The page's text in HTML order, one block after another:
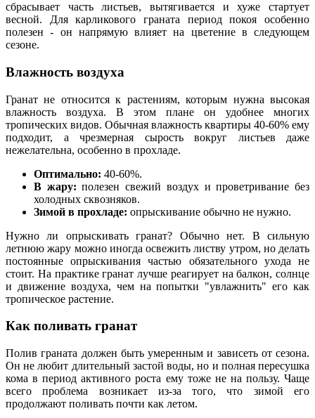
сбрасывает часть листьев, вытягивается и хуже стартует
весной. Для карликового граната период покоя особенно
полезен - он напрямую влияет на цветение в следующем
сезоне.
Влажность воздуха
Гранат не относится к растениям, которым нужна высокая
влажность воздуха. В этом плане он удобнее многих
тропических видов. Обычная влажность квартиры 40-60% ему
подходит, а чрезмерная сырость вокруг листьев даже
нежелательна, особенно в прохладе.
Оптимально: 40-60%.
В жару: полезен свежий воздух и проветривание без
холодных сквозняков.
Зимой в прохладе: опрыскивание обычно не нужно.
Нужно ли опрыскивать гранат? Обычно нет. В сильную
летнюю жару можно иногда освежить листву утром, но делать
постоянные опрыскивания частью обязательного ухода не
стоит. На практике гранат лучше реагирует на балкон, солнце
и движение воздуха, чем на попытки "увлажнить" его как
тропическое растение.
Как поливать гранат
Полив граната должен быть умеренным и зависеть от сезона.
Он не любит длительный застой воды, но и полная пересушка
кома в период активного роста ему тоже не на пользу. Чаще
всего проблема возникает из-за того, что зимой его
продолжают поливать почти как летом.